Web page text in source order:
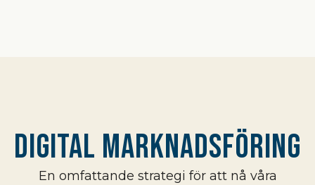
Digital marknadsföring
En omfattande strategi för att nå våra